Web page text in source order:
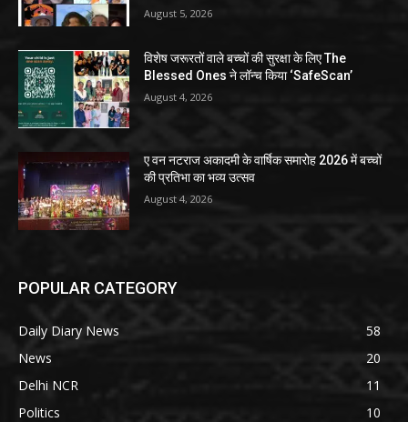
August 5, 2026
विशेष जरूरतों वाले बच्चों की सुरक्षा के लिए The
Blessed Ones ने लॉन्च किया ‘SafeScan’
August 4, 2026
ए वन नटराज अकादमी के वार्षिक समारोह 2026 में बच्चों
की प्रतिभा का भव्य उत्सव
August 4, 2026
POPULAR CATEGORY
Daily Diary News
58
News
20
Delhi NCR
11
Politics
10